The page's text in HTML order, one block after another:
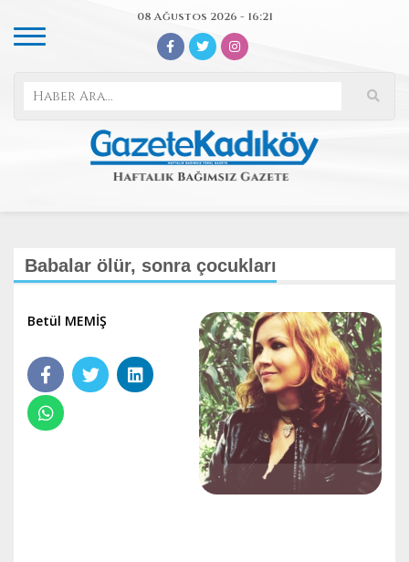
08 Ağustos 2026 - 16:21
Babalar ölür, sonra çocukları
Betül MEMİŞ